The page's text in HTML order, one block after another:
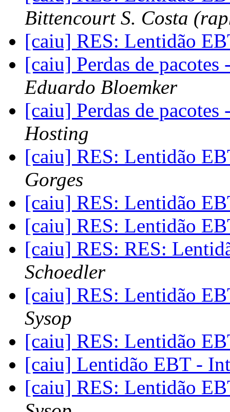
Bittencourt S. Costa
[caiu] RES: Lentidão
[caiu] Perdas de
Eduardo Bloemker
[caiu] Perdas de
Hosting
[caiu] RES: Lentidão
Gorges
[caiu] RES: Lentidão
[caiu] RES: Lentidão
[caiu] RES: RES:
Schoedler
[caiu] RES: Lentidão
Sysop
[caiu] RES: Lentidão
[caiu] Lentidão EBT -
[caiu] RES: Lentidão